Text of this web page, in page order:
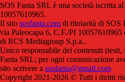
SOS Fanta SRL è una società iscritta
10057610965.
Il sito sosfanta.com di titolarità di SOS
via Paleocapa 6, C.F./PI
di RCS Mediagroup S.p.a..
Unico responsabile dei contenuti
Fanta SRL; per ogni comunicazione
sito scrivere a sosfanta@gmail.com
Copyright 2021-2026 © Tutti i diritti